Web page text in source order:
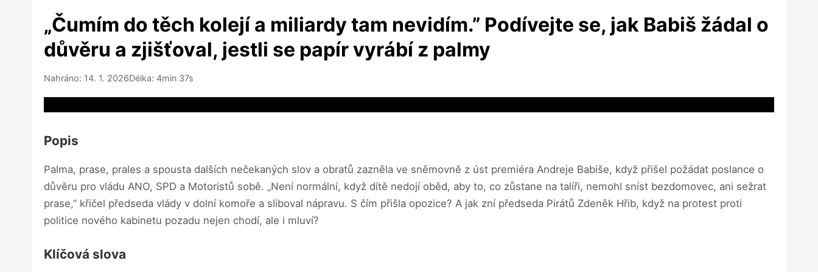
„Čumím do těch kolejí a miliardy tam nevidím.” Podívejte se, jak Babiš žádal o
důvěru a zjišťoval, jestli se papír vyrábí z palmy
Nahráno: 14. 1. 2026Délka: 4min 37s
Popis
Palma, prase, prales a spousta dalších nečekaných slov a obratů zazněla ve sněmovně z úst premiéra Andreje Babiše, když přišel požádat poslance o
důvěru pro vládu ANO, SPD a Motoristů sobě. „Není normální, když dítě nedojí oběd, aby to, co zůstane na talíři, nemohl sníst bezdomovec, ani sežrat
prase,” křičel předseda vlády v dolní komoře a sliboval nápravu. S čím přišla opozice? A jak zní předseda Pirátů Zdeněk Hřib, když na protest proti
politice nového kabinetu pozadu nejen chodí, ale i mluví?
Klíčová slova